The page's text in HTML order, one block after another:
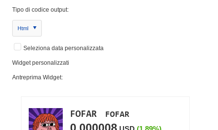
Tipo di codice output:
Html
Seleziona data personalizzata
Widget personalizzati
Antreprima Widget: